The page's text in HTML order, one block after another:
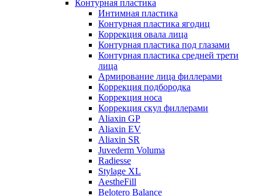
Контурная пластика
Интимная пластика
Контурная пластика ягодиц
Коррекция овала лица
Контурная пластика под глазами
Контурная пластика средней трети
лица
Армирование лица филлерами
Коррекция подбородка
Коррекция носа
Коррекция скул филлерами
Aliaxin GP
Aliaxin EV
Aliaxin SR
Juvederm Voluma
Radiesse
Stylage XL
AestheFill
Belotero Balance